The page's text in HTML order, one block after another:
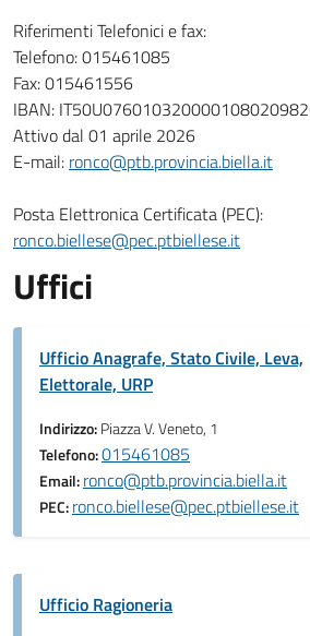
Riferimenti Telefonici e fax:
Telefono: 015461085
Fax: 015461556
IBAN:
Attivo dal 01 aprile 2026
E-mail: ronco@ptb.provincia.biella.it
Posta Elettronica Certificata (PEC):
ronco.biellese@pec.ptbiellese.it
Uffici
Ufficio Anagrafe, Stato Civile, Leva,
Elettorale, URP
Indirizzo:Piazza V. Veneto, 1
Telefono:015461085
Email:ronco@ptb.provincia.biella.it
PEC:ronco.biellese@pec.ptbiellese.it
Ufficio Ragioneria